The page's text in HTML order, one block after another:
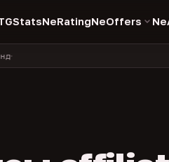
NeRatingNeOffers
11 990